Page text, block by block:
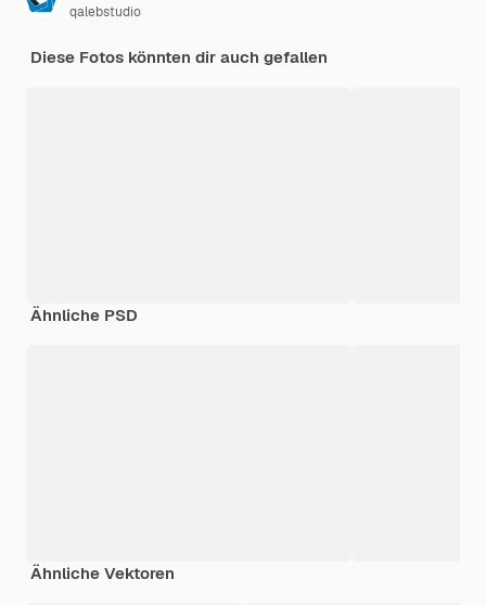
qalebstudio
Diese Fotos könnten dir auch gefallen
Ähnliche PSD
Ähnliche Vektoren